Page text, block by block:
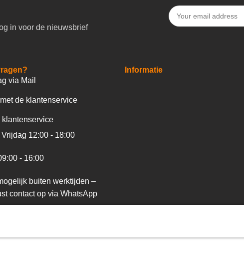
in voor de nieuwsbrief
via Mail
de klantenservice
klantenservice
12:00 - 18:00
- 16:00
buiten werktijden –
contact op via WhatsApp
Informatie